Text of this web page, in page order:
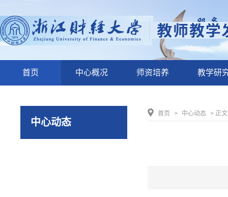
首页 中心概况 师资培养 教学研
中心动态
首页 > 中心动态 > 正文